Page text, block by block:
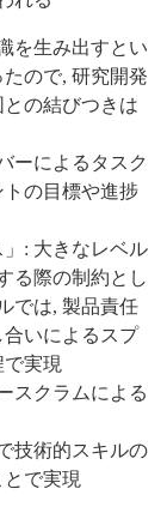
を生み出すとい
ので, 研究開発
の結びつきは
ーによるタスク
の目標や進捗
」: 大きなレベル
る際の制約とし
では, 製品責任
いによるスプ
実現
スクラムによる
技術的スキルの
で実現